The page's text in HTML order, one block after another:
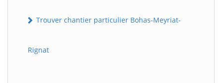
Trouver chantier particulier Bohas-Meyriat-
Rignat